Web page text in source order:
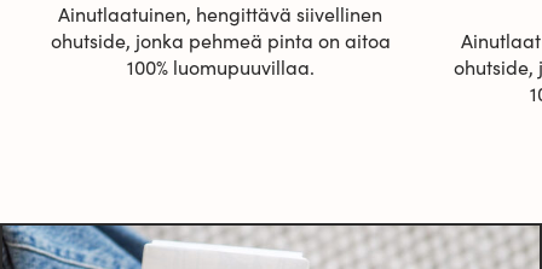
Ainutlaatuinen, hengittävä siivellinen
ohutside, jonka pehmeä pinta on aitoa
100% luomupuuvillaa.
ohutside,